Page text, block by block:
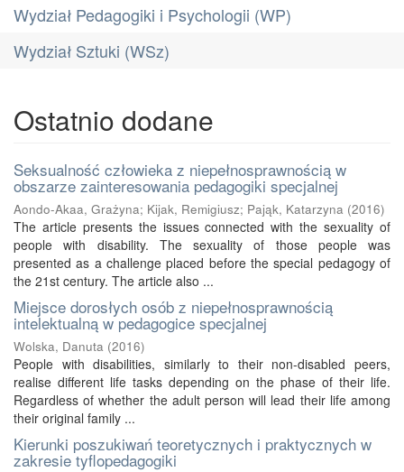
Wydział Pedagogiki i Psychologii (WP)
Wydział Sztuki (WSz)
Ostatnio dodane
Seksualność człowieka z niepełnosprawnością w
obszarze zainteresowania pedagogiki specjalnej
Aondo-Akaa, Grażyna; Kijak, Remigiusz; Pająk, Katarzyna (2016)
The article presents the issues connected with the sexuality of
people with disability. The sexuality of those people was
presented as a challenge placed before the special pedagogy of
the 21st century. The article also ...
Miejsce dorosłych osób z niepełnosprawnością
intelektualną w pedagogice specjalnej
Wolska, Danuta (2016)
People with disabilities, similarly to their non-disabled peers,
realise different life tasks depending on the phase of their life.
Regardless of whether the adult person will lead their life among
their original family ...
Kierunki poszukiwań teoretycznych i praktycznych w
zakresie tyflopedagogiki